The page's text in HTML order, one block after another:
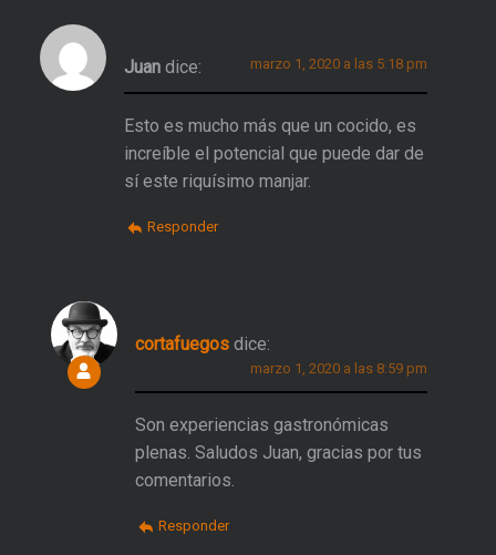
Juan dice: marzo 1, 2020 a las 5:18 pm
Esto es mucho más que un cocido, es
increíble el potencial que puede dar de
sí este riquísimo manjar.
Responder
cortafuegos dice:
marzo 1, 2020 a las 8:59 pm
Son experiencias gastronómicas
plenas. Saludos Juan, gracias por tus
comentarios.
Responder